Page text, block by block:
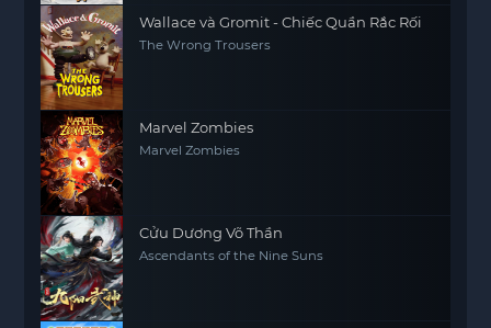
Wallace và Gromit - Chiếc Quần Rắc Rối
The Wrong Trousers
Marvel Zombies
Marvel Zombies
Cửu Dương Võ Thần
Ascendants of the Nine Suns